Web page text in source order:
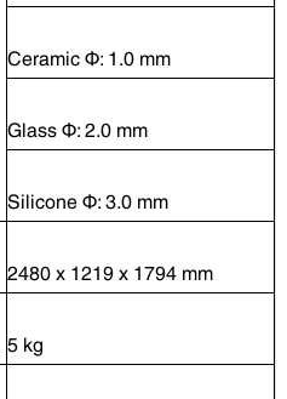
Ceramic Φ: 1.0 mm
Glass Φ: 2.0 mm
Silicone Φ: 3.0 mm
2480 x 1219 x 1794 mm
5 kg